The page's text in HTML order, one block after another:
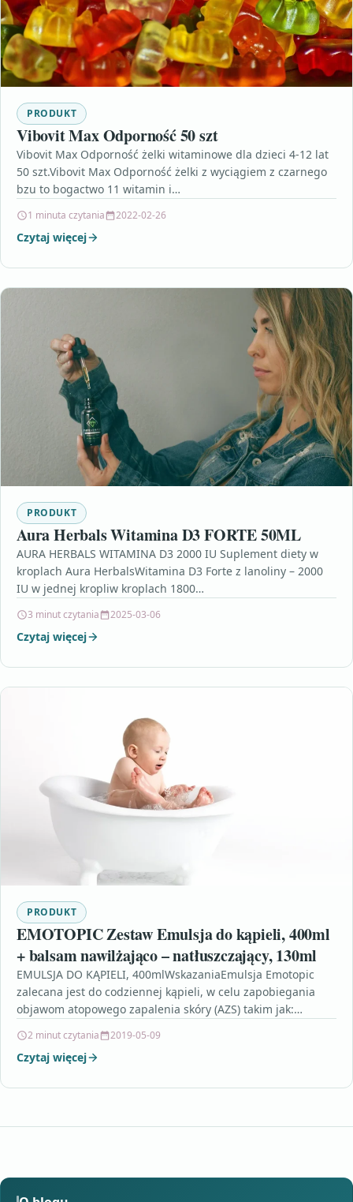
PRODUKT
Vibovit Max Odporność 50 szt
Vibovit Max Odporność żelki witaminowe dla dzieci 4-12 lat
50 szt.Vibovit Max Odporność żelki z wyciągiem z czarnego
bzu to bogactwo 11 witamin i…
1 minuta czytania 2022-02-26
Czytaj więcej
PRODUKT
Aura Herbals Witamina D3 FORTE 50ML
AURA HERBALS WITAMINA D3 2000 IU Suplement diety w
kroplach Aura HerbalsWitamina D3 Forte z lanoliny – 2000
IU w jednej kropliw kroplach 1800…
3 minut czytania 2025-03-06
Czytaj więcej
PRODUKT
EMOTOPIC Zestaw Emulsja do kąpieli, 400ml
+ balsam nawilżająco – natłuszczający, 130ml
EMULSJA DO KĄPIELI, 400mlWskazaniaEmulsja Emotopic
zalecana jest do codziennej kąpieli, w celu zapobiegania
objawom atopowego zapalenia skóry (AZS) takim jak:
2 minut czytania 2019-05-09
Czytaj więcej